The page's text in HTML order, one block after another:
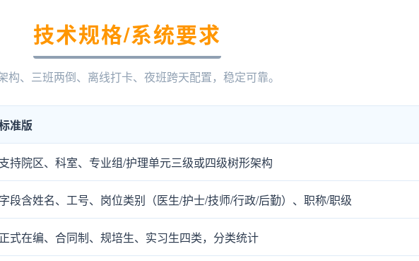
技术规格/系统要求
构、三班两倒、离线打卡、夜班跨天配置，稳定可靠。
准版
支持院区、科室、专业组/护理单元三级或四级树形架构
字段含姓名、工号、岗位类别（医生/护士/技师/行政/后勤）、职称/职级
正式在编、合同制、规培生、实习生四类，分类统计